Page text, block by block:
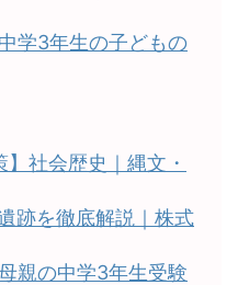
学3年生の子どもの
】社会歴史｜縄文・
跡を徹底解説｜株式
親の中学3年生受験